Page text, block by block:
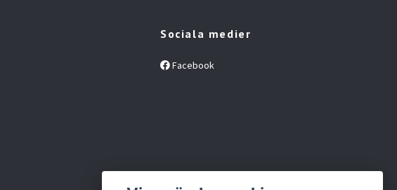
Sociala medier
Facebook